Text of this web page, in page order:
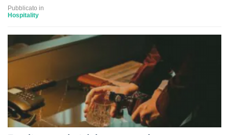
Pubblicato in
Hospitality